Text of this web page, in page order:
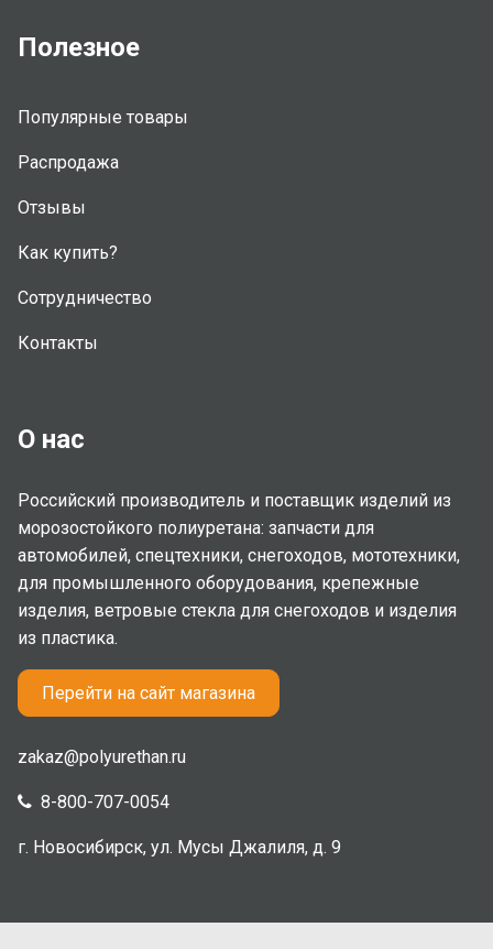
Полезное
Популярные товары
Распродажа
Отзывы
Как купить?
Сотрудничество
Контакты
О нас
Российский производитель и поставщик изделий из
морозостойкого полиуретана: запчасти для
автомобилей, спецтехники, снегоходов, мототехники,
для промышленного оборудования, крепежные
изделия, ветровые стекла для снегоходов и изделия
из пластика.
Перейти на сайт магазина
zakaz@polyurethan.ru
8-800-707-0054
г. Новосибирск, ул. Мусы Джалиля, д. 9